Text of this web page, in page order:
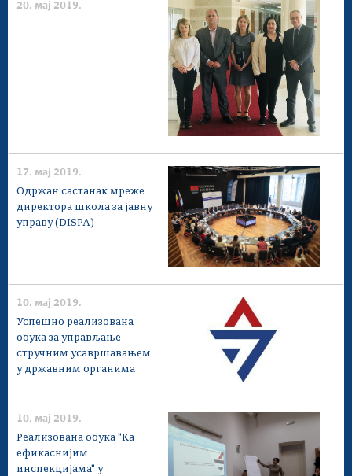
20. мај 2019.
17. мај 2019.
Одржан састанак мреже
директора школа за јавну
управу (DISPA)
10. мај 2019.
Успешно реализована
обука за управљање
стручним усавршавањем
у државним органима
10. мај 2019.
Реализована обука "Ка
ефикаснијим
инспекцијама" у